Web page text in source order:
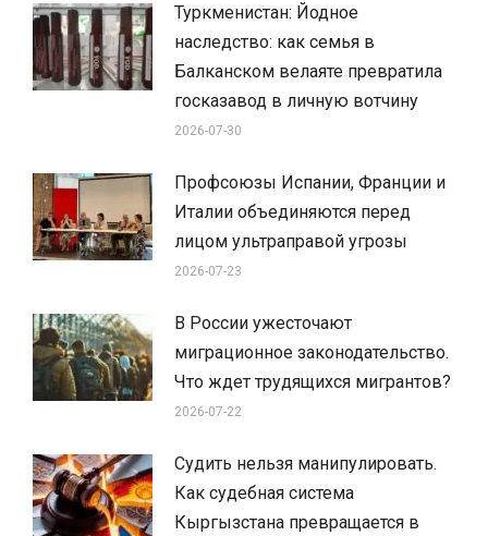
Туркменистан: Йодное
наследство: как семья в
Балканском велаяте превратила
госказавод в личную вотчину
2026-07-30
Профсоюзы Испании, Франции и
Италии объединяются перед
лицом ультраправой угрозы
2026-07-23
В России ужесточают
миграционное законодательство.
Что ждет трудящихся мигрантов?
2026-07-22
Судить нельзя манипулировать.
Как судебная система
Кыргызстана превращается в